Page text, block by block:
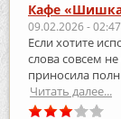
Кафе
09.02.2026 - 02:47
Если хотите
слова совсем
приносила
Читать далее...